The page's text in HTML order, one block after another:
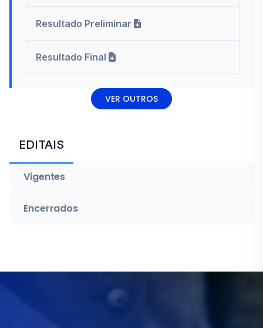
EDITAIS
Vigentes
Encerrados
Resultado Preliminar
Resultado Final
VER OUTROS